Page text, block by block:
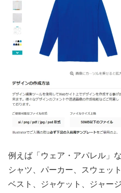
例えば「ウェア・アパレル」
シャツ、パーカー、スウェッ
ベスト、ジャケット、ジャー